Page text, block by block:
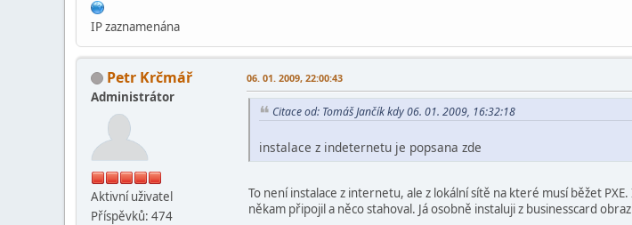
IP zaznamenána
Petr Krčmář
Administrátor
Aktivní­ uživatel
Příspěvků: 474
06. 01. 2009, 22:00:43
Citace od: Tomáš Jančík kdy 06. 01. 2009, 16:32:18
instalace z indeternetu je popsana zde
To není instalace z internetu, ale z lokální sítě na které musí běžet
někam připojil a něco stahoval. Já osobně instaluji z businesscard